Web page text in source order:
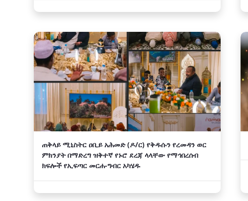
ጠቅላይ ሚኒስትር ዐቢይ አሕመድ (ዶ/ር) የቅዱሱን የረመዳን ወር
ምክንያት በማድረግ ዝቅተኛ የኑሮ ደረጃ ላላቸው የማኅበረሰብ
ክፍሎች የኢፍጣር መርሐ-ግብር አካሄዱ